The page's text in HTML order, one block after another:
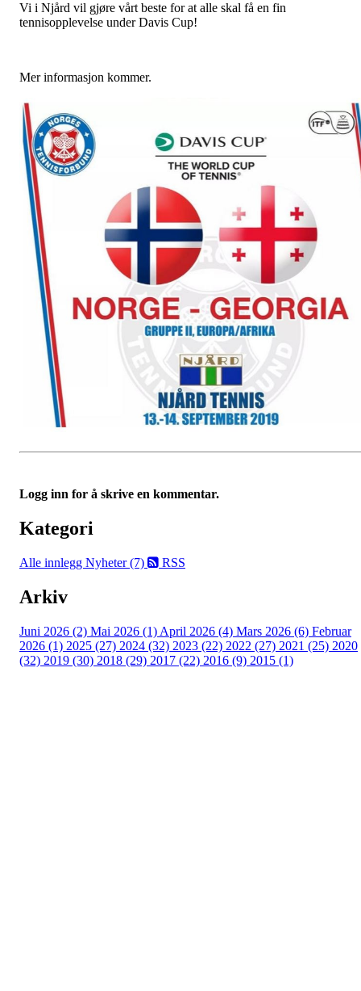
Vi i Njård vil gjøre vårt beste for at alle skal få en fin
tennisopplevelse under Davis Cup!
Mer informasjon kommer.
Logg inn for å skrive en kommentar.
Kategori
Alle innlegg Nyheter (7) RSS
Arkiv
Juni 2026 (2) Mai 2026 (1) April 2026 (4) Mars 2026 (6) Februar
2026 (1) 2025 (27) 2024 (32) 2023 (22) 2022 (27) 2021 (25) 2020
(32) 2019 (30) 2018 (29) 2017 (22) 2016 (9) 2015 (1)